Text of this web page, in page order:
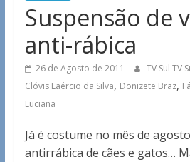
Guaxupé
região.
Suspensão de
anti-rábica
26 de Agosto de 2011 TV Sul TV
Clóvis Laércio da Silva, Donizete Braz,
Luciana
Já é costume no mês de
antirrábica de cães e gatos…